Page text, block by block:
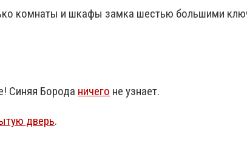
комнаты и шкафы замка шестью большими
Синяя Борода ничего не узнает.
дверь.